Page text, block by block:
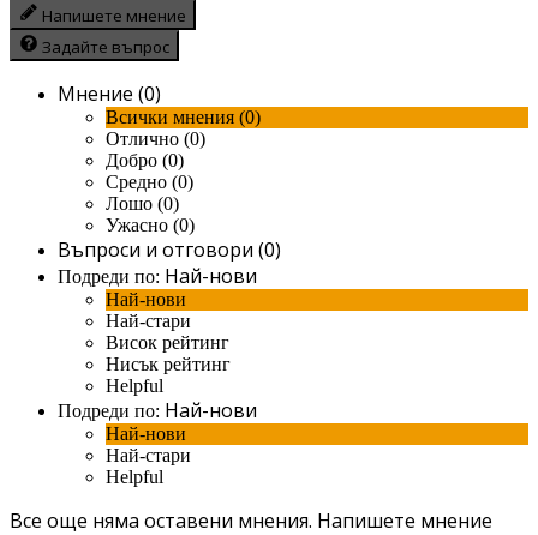
Напишете мнение
Задайте въпрос
Мнение (0)
Всички мнения (0)
Отлично (0)
Добро (0)
Средно (0)
Лошо (0)
Ужасно (0)
Въпроси и отговори (0)
Подреди по: Най-нови
Най-нови
Най-стари
Висок рейтинг
Нисък рейтинг
Helpful
Подреди по: Най-нови
Най-нови
Най-стари
Helpful
Все още няма оставени мнения. Напишете мнение